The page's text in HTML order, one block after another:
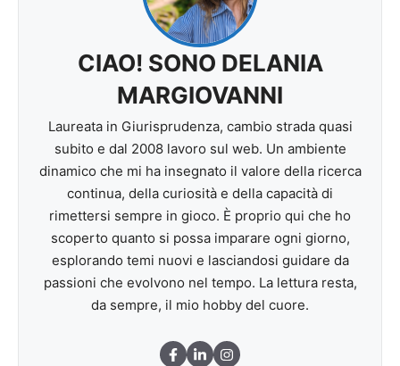
CIAO! SONO DELANIA
MARGIOVANNI
Laureata in Giurisprudenza, cambio strada quasi
subito e dal 2008 lavoro sul web. Un ambiente
dinamico che mi ha insegnato il valore della ricerca
continua, della curiosità e della capacità di
rimettersi sempre in gioco. È proprio qui che ho
scoperto quanto si possa imparare ogni giorno,
esplorando temi nuovi e lasciandosi guidare da
passioni che evolvono nel tempo. La lettura resta,
da sempre, il mio hobby del cuore.